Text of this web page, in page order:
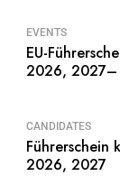
EVENTS
EU-
2026, 2027–
CANDIDATES
Führerschein
2026, 2027